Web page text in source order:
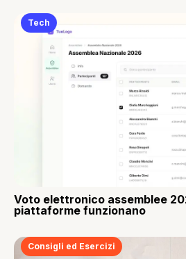
Tech
Voto elettronico assemblee
piattaforme funzionano
Consigli ed Esercizi